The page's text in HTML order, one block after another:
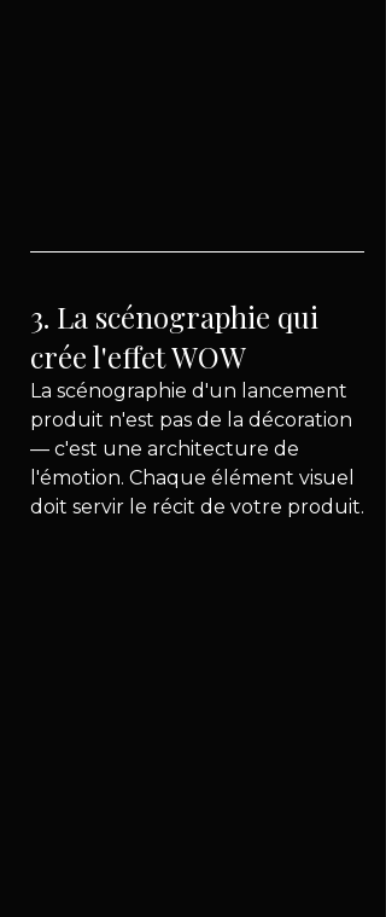
3. La scénographie qui
crée l'effet WOW
La scénographie d'un lancement
produit n'est pas de la décoration
— c'est une architecture de
l'émotion. Chaque élément visuel
doit servir le récit de votre produit.